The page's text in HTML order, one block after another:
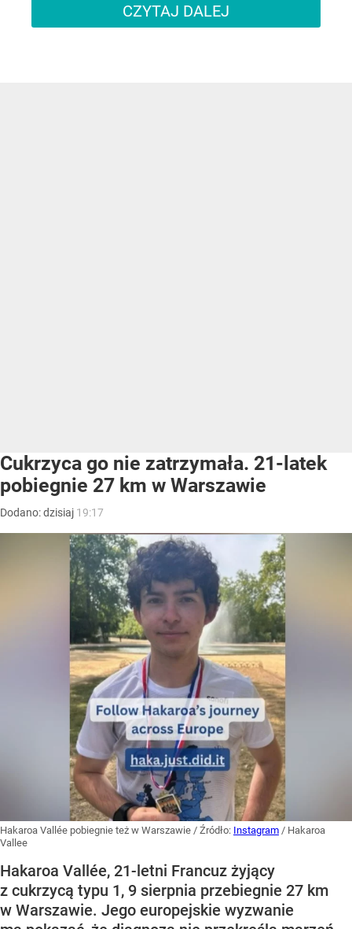
CZYTAJ DALEJ
Cukrzyca go nie zatrzymała. 21-latek
pobiegnie 27 km w Warszawie
Dodano:dzisiaj 19:17
Hakaroa Vallée pobiegnie też w Warszawie / Źródło: Instagram / Hakaroa
Vallee
Hakaroa Vallée, 21-letni Francuz żyjący
z cukrzycą typu 1, 9 sierpnia przebiegnie 27 km
w Warszawie. Jego europejskie wyzwanie